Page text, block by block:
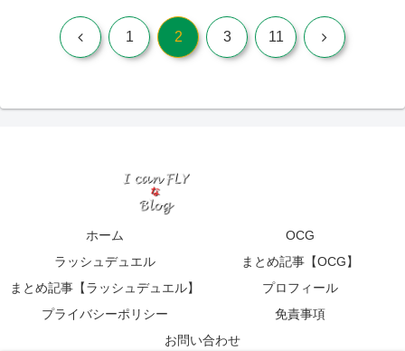
前 1 2 3 11 次
ホーム
OCG
ラッシュデュエル
まとめ記事【OCG】
まとめ記事【ラッシュデュエル】
プロフィール
プライバシーポリシー
免責事項
お問い合わせ